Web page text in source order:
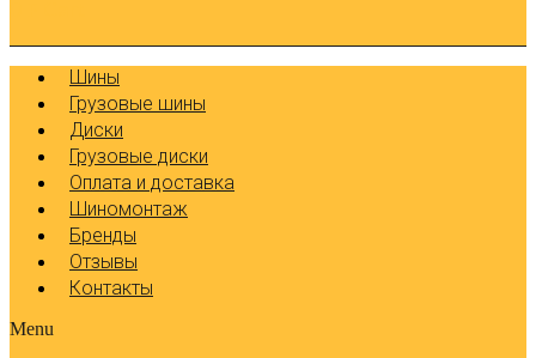
Шины
Грузовые шины
Диски
Грузовые диски
Оплата и доставка
Шиномонтаж
Бренды
Отзывы
Контакты
Menu